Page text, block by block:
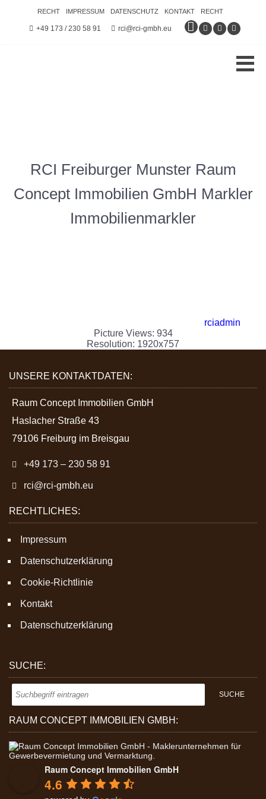
RECHT IMPRESSUM DATENSCHUTZ KONTAKT RECHT
+49 173 / 230 58 91 rci@rci-gmbh.eu
RCI Freiburger Munster Raum
Concept Immobilien GmbH Markler
Immobilienmarkler
rciadmin
Picture Views: 934
Resolution: 1920x757
UNSERE KONTAKTDATEN:
Raum Concept Immobilien GmbH
Haslacher Straße 43
79106 Freiburg im Breisgau
+49 173 – 230 58 91
rci@rci-gmbh.eu
RECHTLICHES:
Impressum
Datenschutzerklärung
Cookie-Richtlinie
Kontakt
Datenschutzerklärung
SUCHE:
RAUM CONCEPT IMMOBILIEN GMBH:
Raum Concept Immobilien GmbH
4.6